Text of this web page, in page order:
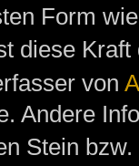
Form
diese
von
Andere
Stein